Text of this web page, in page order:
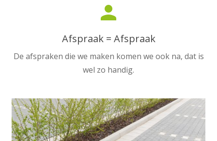
person
Afspraak = Afspraak
De afspraken die we maken komen we ook na, dat is
wel zo handig.